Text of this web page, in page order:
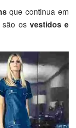
que continua em
são osvestidos e